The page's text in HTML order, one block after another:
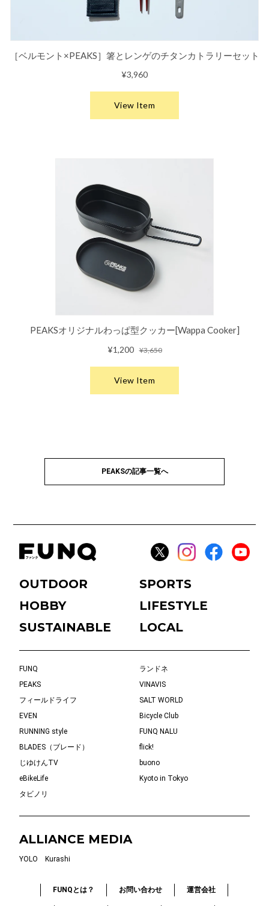
PEAKSの記事一覧へ
OUTDOOR
SPORTS
HOBBY
LIFESTYLE
SUSTAINABLE
LOCAL
FUNQ
ランドネ
PEAKS
VINAVIS
フィールドライフ
SALT WORLD
EVEN
Bicycle Club
RUNNING style
FUNQ NALU
BLADES（ブレード）
flick!
じゆけんTV
buono
eBikeLife
Kyoto in Tokyo
タビノリ
ALLIANCE MEDIA
YOLO Kurashi
FUNQとは？ お問い合わせ 運営会社